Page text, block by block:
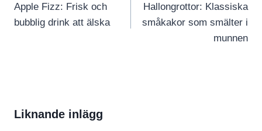
Apple Fizz: Frisk och
bubblig drink att älska
Hallongrottor: Klassiska
småkakor som smälter i
munnen
Liknande inlägg